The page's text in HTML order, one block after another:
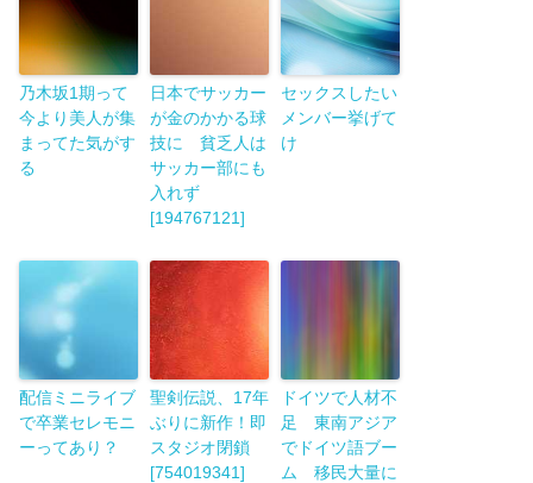
乃木坂1期って
今より美人が集
まってた気がす
る
日本でサッカー
が金のかかる球
技に 貧乏人は
サッカー部にも
入れず
[194767121]
セックスしたい
メンバー挙げて
け
配信ミニライブ
で卒業セレモニ
ーってあり？
聖剣伝説、17年
ぶりに新作！即
スタジオ閉鎖
[754019341]
ドイツで人材不
足 東南アジア
でドイツ語ブー
ム 移民大量に